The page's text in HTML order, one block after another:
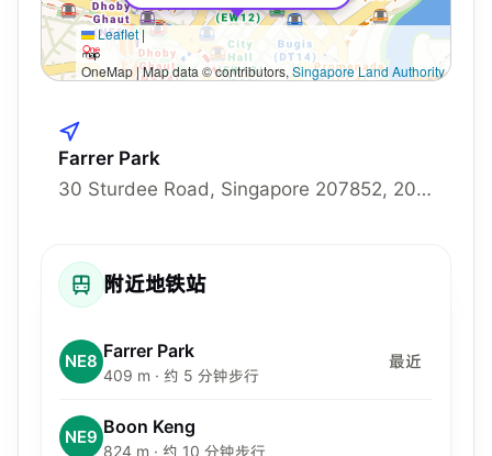
Leaflet |
OneMap | Map data © contributors, Singapore Land Authority
Farrer Park
30 Sturdee Road, Singapore 207852, 207852
附近地铁站
NE8 Farrer Park
409 m · 约 5 分钟步行
最近
NE9 Boon Keng
824 m · 约 10 分钟步行